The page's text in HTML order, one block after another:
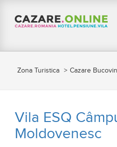
Zona Turistica Cazare
Vila ESQ
Moldovenesc